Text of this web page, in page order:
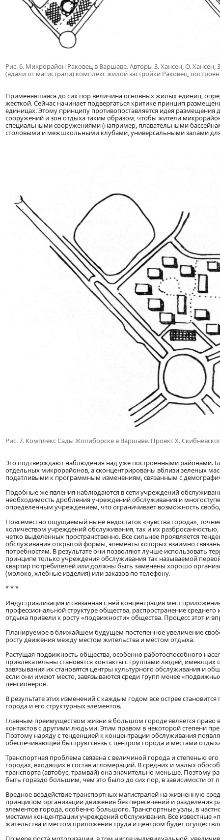
Рис. 6. Микрорайон Раковец в Варшаве. Авторы 3. Хансен, О.
(вдали от магистрали) комплекс жилой застройки Раковец,
Применявшаяся до сих пор величина основных жилых единиц,
жесткой. Сейчас начинает подвергаться критике принцип
единицах. Этому принципу противопоставляется идея
сооружений и зон отдыха таким образом, чтобы жители
специальными сооружениями (например, плавательными
столовыми и межшкольными клубами, универсальными залами
Рис. 7. Комплекс Сады Жолиборске в Варшаве. Проект X.
Это подтверждают наблюдения над уже построенными
отдельных микрорайонов, а сконцентрированы вблизи зеленых
податливыми к программным изменениям, связанным с
Подобные же явления наблюдаются в сети учреждений
необходимость дробления учреждений обслуживания и
определенным учреждением, что ограничивает возможность
Повсеместно ощущаемый ныне недостаток «чувства города»,
количеством учреждений обслуживания, так и их
четко выделенных пространственно. Все сильнее проявляется
обслуживания открытой формы, элементы которых взаимно
потребностям. В результате они позволяют лучше использовать
принципе только учреждения обслуживания так называемой
квартир потребителей или должны быть заменены хорошо
(молоко, хлебные изделия) или заказов по телефону.
* * *
Индустриализация и связанная с ней концентрация мест
профессиональной структуре общества, распространение
отдыха привели к росту «подвижности» общества. Процесс этот и
Планируемое в ближайшем будущем постепенное увеличение
росту движения между местом жительства и местом отдыха.
Растущая подвижность общества, особенно работоспособного
привлекательны становятся контакты с группами людей,
завязывания их становятся центры культурного обслуживания и
если они имеют место, завязываются среди групп менее
пенсионеров.
В результате этих изменений с каждым годом все острее
города и его структурных элементов.
Главным преимуществом жизни в большом городе является право
контактов с другими людьми. Этим правом в некоторой степени
Поэтому наряду с тенденцией к концентрации обслуживания
обеспечивающей быструю связь с центром города и местами
Транспортная проблема связана с величиной города и степенью
городах, входящих в состав агломераций. В средних и малых
транспорта (автобус, трамвай) она значительно меньше. Поэтому
быть гораздо большим, чем это было до сих пор, в зависимости от
Вредное воздействие транспортных магистралей на жизненную
принципом организации движения без пересечений и разделения
элементов города, особенно большого. Транспортные узлы, в
местами концентрации учреждений обслуживания. Все
жительства и местом приложения труда и центром будет